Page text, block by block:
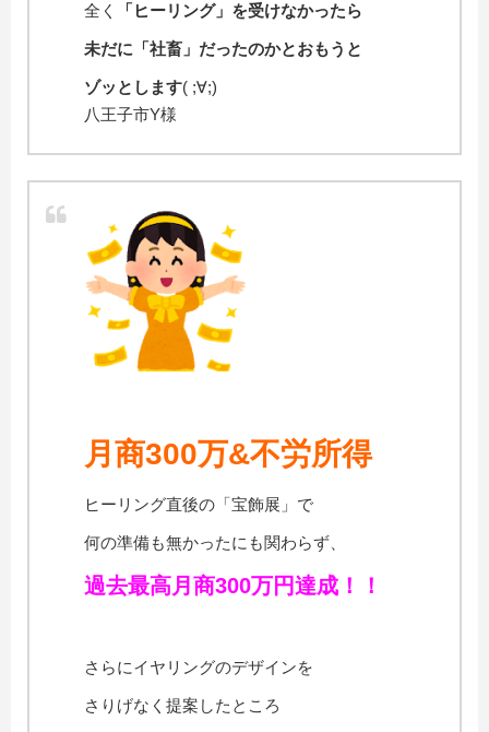
全く 「ヒーリング」を受けなかったら
未だに「社畜」だったのかとおもうと
ゾッとします( ;∀;)
八王子市Y様
月商300万&不労所得
ヒーリング直後の「宝飾展」で
何の準備も無かったにも関わらず、
過去最高月商300万円達成 ！！
さらにイヤリングのデザインを
さりげなく提案したところ